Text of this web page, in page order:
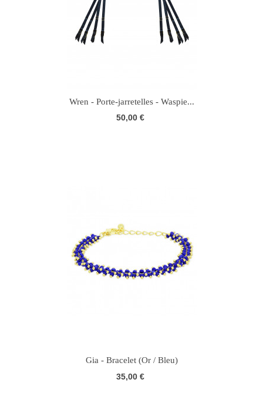
Wren - Porte-jarretelles - Waspie...
50,00 €
Gia - Bracelet (Or / Bleu)
35,00 €